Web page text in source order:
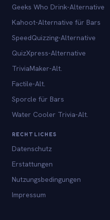
Geeks Who Drink-Alternative
Kahoot-Alternative für Bars
SpeedQuizzing-Alternative
QuizXpress-Alternative
TriviaMaker-Alt.
Factile-Alt.
Sporcle für Bars
Water Cooler Trivia-Alt.
RECHTLICHES
Datenschutz
Erstattungen
Nutzungsbedingungen
Impressum